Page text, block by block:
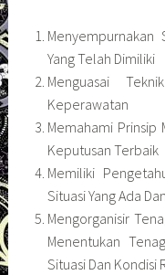
Yang Telah Dimiliki
Menguasai
Keperawatan
Memahami Prinsip
Keputusan Terbaik
Memiliki
Situasi Yang Ada
Mengorganisir
Menentukan
Situasi Dan Kondisi